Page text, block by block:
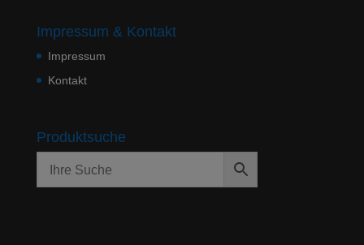
Impressum & Kontakt
Impressum
Kontakt
Produktsuche